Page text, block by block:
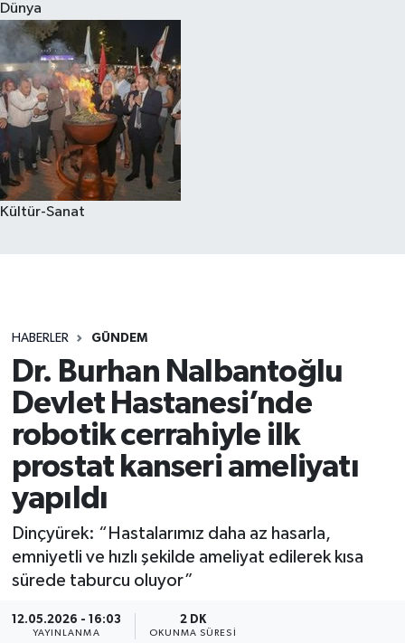
Dünya
Kültür-Sanat
HABERLER GÜNDEM
Dr. Burhan Nalbantoğlu
Devlet Hastanesi’nde
robotik cerrahiyle ilk
prostat kanseri ameliyatı
yapıldı
Dinçyürek: “Hastalarımız daha az hasarla,
emniyetli ve hızlı şekilde ameliyat edilerek kısa
sürede taburcu oluyor”
12.05.2026 - 16:03
YAYINLANMA
2 DK
OKUNMA SÜRESI